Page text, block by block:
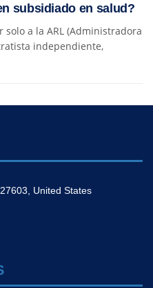
subsidiado en salud?
solo a la ARL (Administradora
independiente,
United States